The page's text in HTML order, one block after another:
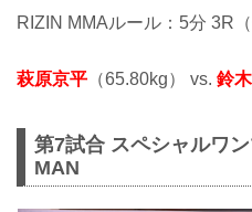
RIZIN MMAルール：5分 3R（
萩原京平 （65.80kg） vs. 鈴
第7試合 スペシャルワ
MAN